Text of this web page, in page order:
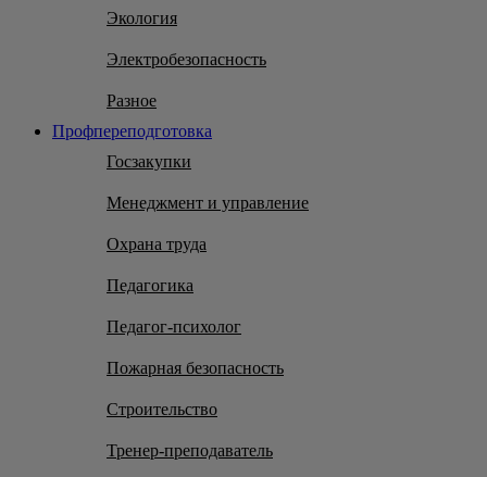
Экология
Электробезопасность
Разное
Профпереподготовка
Госзакупки
Менеджмент и управление
Охрана труда
Педагогика
Педагог-психолог
Пожарная безопасность
Строительство
Тренер-преподаватель